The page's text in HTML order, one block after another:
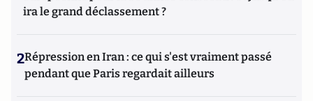
ira le grand déclassement ?
2Répression en Iran : ce qui s'est vraiment passé
pendant que Paris regardait ailleurs